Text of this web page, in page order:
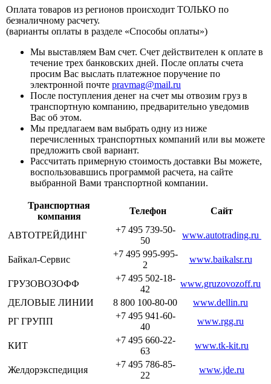
Оплата товаров из регионов происходит ТОЛЬКО по
безналичному расчету.
(варианты оплаты в разделе «Способы оплаты»)
Мы выставляем Вам счет. Счет действителен к оплате в
течение трех банковских дней. После оплаты счета
просим Вас выслать платежное поручение по
электронной почте pravmag@mail.ru
После поступления денег на счет мы отвозим груз в
транспортную компанию, предварительно уведомив
Вас об этом.
Мы предлагаем вам выбрать одну из ниже
перечисленных транспортных компаний или вы можете
предложить свой вариант.
Рассчитать примерную стоимость доставки Вы можете,
воспользовавшись программой расчета, на сайте
выбранной Вами транспортной компании.
Транспортная
компания
Телефон Сайт
АВТОТРЕЙДИНГ
+7 495 739-50-
50
www.autotrading.ru
Байкал-Сервис
+7 495 995-995-
2
www.baikalsr.ru
ГРУЗОВОЗОФФ
+7 495 502-18-
42
www.gruzovozoff.ru
ДЕЛОВЫЕ ЛИНИИ
8 800 100-80-00
www.dellin.ru
РГ ГРУПП
+7 495 941-60-
40
www.rgg.ru
КИТ
+7 495 660-22-
63
www.tk-kit.ru
Желдорэкспедиция
+7 495 786-85-
22
www.jde.ru